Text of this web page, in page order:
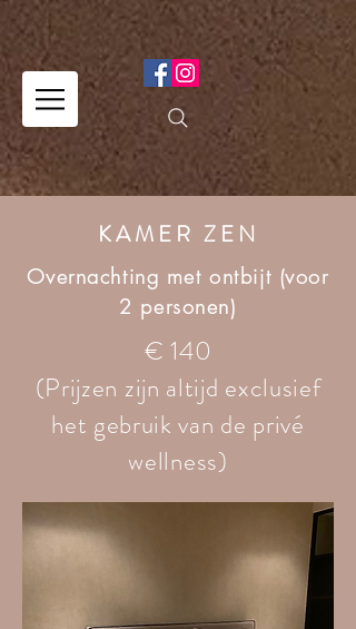
KAMER ZEN
Overnachting met ontbijt (voor
2 personen)
€ 140
(Prijzen zijn altijd exclusief
het gebruik van de privé
wellness)